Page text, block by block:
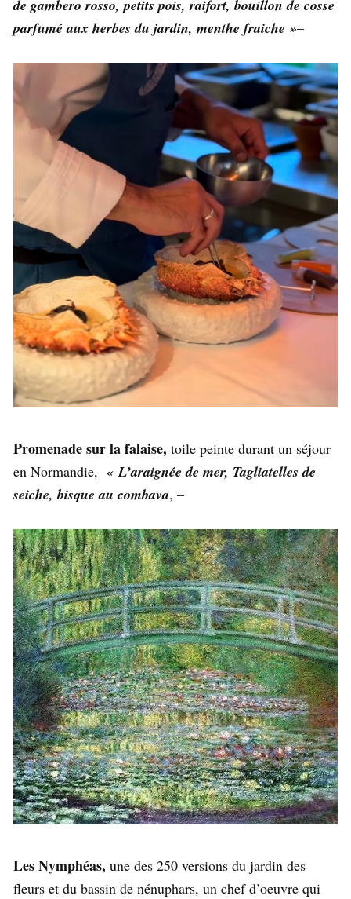
de gambero rosso, petits pois, raifort, bouillon de cosse
parfumé aux herbes du jardin, menthe fraiche »–
Promenade sur la falaise, toile peinte durant un séjour
en Normandie, « L’araignée de mer, Tagliatelles de
seiche, bisque au combava, –
Les Nymphéas, une des 250 versions du jardin des
fleurs et du bassin de nénuphars, un chef d’oeuvre qui